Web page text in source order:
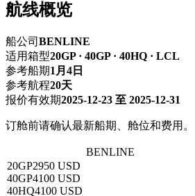
航线概览
船公司 BENLINE
适用箱型20GP · 40GP · 40HQ · LCL
参考船期1月4日
参考航程20天
报价有效期2025-12-23 至 2025-12-31
订舱前请确认最新船期、舱位和费用。
BENLINE
20GP2950 USD
40GP4100 USD
40HQ4100 USD